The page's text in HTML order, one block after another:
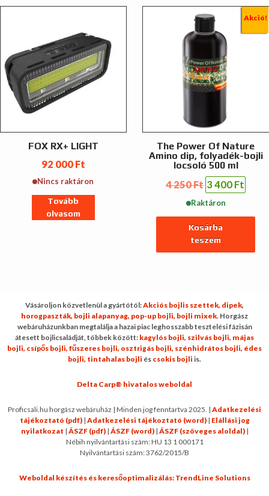
FOX RX+ LIGHT
92 000 Ft
Nincs raktáron
Tovább
olvasom
Akció!
The Power Of Nature
Amino dip, folyadék-bojli
locsoló 500 ml
4 250Ft Original
price
was:
4
250 Ft.
3 400 Ft
price
3
Raktáron
Kosárba
teszem
Vásároljon közvetlenül a gyártótól:Akciós bojlis szettek, dipek,
horogpaszták, bojli alapanyag, pop-up bojli, bojli mixek. Horgász
webáruházunkban megtalálja a hazai piac leghosszabb tesztelési fázisán
átesett bojlicsaládját, többek között: kagylós bojli, szilvás bojli, májas
bojli, csípős bojli, fűszeres bojli, osztrigás bojli, szénhidrátos bojli, édes
bojli, tintahalas bojli és csokis bojli is.
Delta Carp® hivatalos weboldal
Proficsali.hu horgász webáruház | Minden jog fenntartva 2025. | Adatkezelési
tájékoztató (pdf)| Adatkezelési tájékoztató (word)| Elállási jog
nyilatkozat | ÁSZF (pdf)| ÁSZF (word)| ÁSZF (szöveges aloldal)|
Nébih nyilvántartási szám: HU 13 1 000171
Nyilvántartási szám: 3762/2015/B
Weboldal készítés és keresőoptimalizálás: TrendLine Solutions